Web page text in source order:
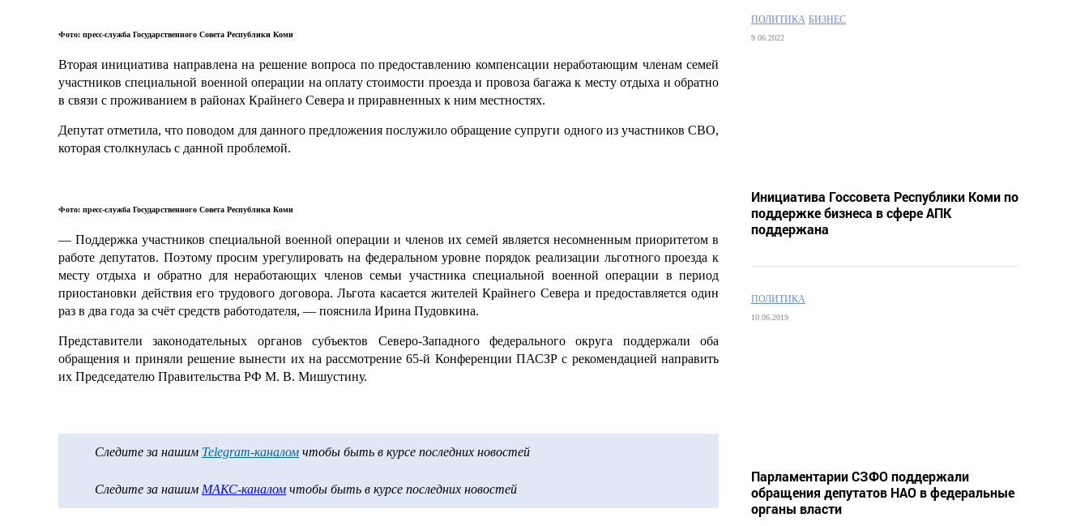
Фото: пресс-служба Государственного Совета Республики Коми
Вторая инициатива направлена на решение вопроса по предоставлению компенсации неработающим членам семей
участников специальной военной операции на оплату стоимости проезда и провоза багажа к месту отдыха и обратно
в связи с проживанием в районах Крайнего Севера и приравненных к ним местностях.
Депутат отметила, что поводом для данного предложения послужило обращение супруги одного из участников СВО,
которая столкнулась с данной проблемой.
Фото: пресс-служба Государственного Совета Республики Коми
— Поддержка участников специальной военной операции и членов их семей является несомненным приоритетом в
работе депутатов. Поэтому просим урегулировать на федеральном уровне порядок реализации льготного проезда к
месту отдыха и обратно для неработающих членов семьи участника специальной военной операции в период
приостановки действия его трудового договора. Льгота касается жителей Крайнего Севера и предоставляется один
раз в два года за счёт средств работодателя, — пояснила Ирина Пудовкина.
Представители законодательных органов субъектов Северо-Западного федерального округа поддержали оба
обращения и приняли решение вынести их на рассмотрение 65-й Конференции ПАСЗР с рекомендацией направить
их Председателю Правительства РФ М. В. Мишустину.
Следите за нашим Telegram-каналом чтобы быть в курсе последних новостей
Следите за нашим МАКС-каналом чтобы быть в курсе последних новостей
ПОЛИТИКА БИЗНЕС
9.06.2022
Инициатива Госсовета Республики Коми по
поддержке бизнеса в сфере АПК
поддержана
ПОЛИТИКА
10.06.2019
Парламентарии СЗФО поддержали
обращения депутатов НАО в федеральные
органы власти